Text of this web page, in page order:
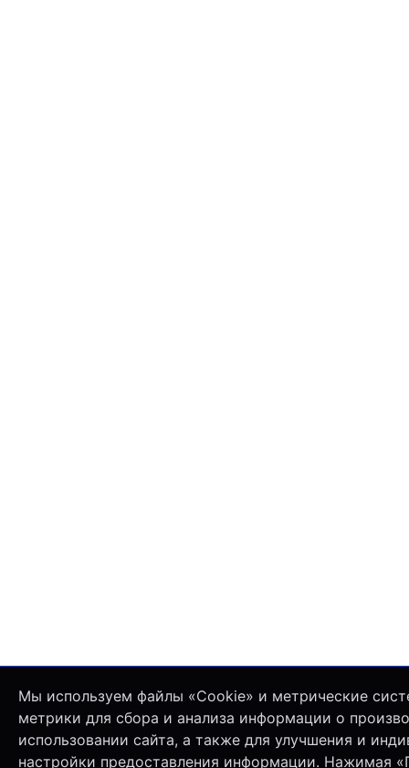
Мы используем файлы «Cookie» и метрические
метрики для сбора и анализа информации о
использовании сайта, а также для улучшения и
настройки предоставления информации. Нажимая